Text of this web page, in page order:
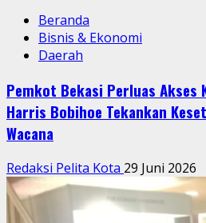
Beranda
Bisnis & Ekonomi
Daerah
Pemkot Bekasi Perluas Akses
Harris Bobihoe Tekankan
Wacana
Redaksi Pelita Kota 29 Juni 2026